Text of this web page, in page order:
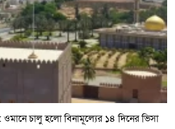
চালু হলো বিনামূল্যের ১৪ দিনের ভিসা